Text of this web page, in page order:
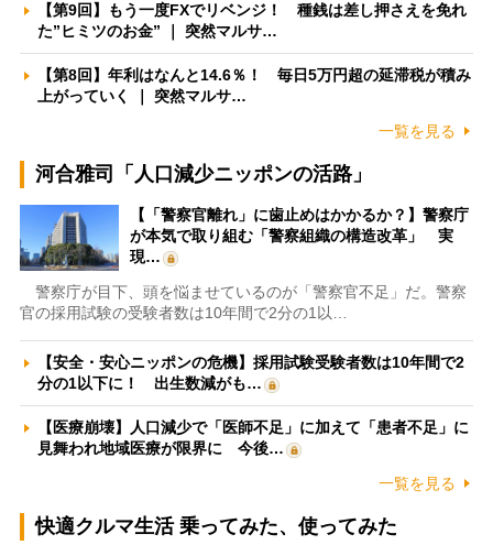
【第9回】もう一度FXでリベンジ！ 種銭は差し押さえを免れ
た”ヒミツのお金” ｜ 突然マルサ…
【第8回】年利はなんと14.6％！ 毎日5万円超の延滞税が積み
上がっていく ｜ 突然マルサ…
一覧を見る
河合雅司「人口減少ニッポンの活路」
【「警察官離れ」に歯止めはかかるか？】警察庁
が本気で取り組む「警察組織の構造改革」 実
現…
警察庁が目下、頭を悩ませているのが「警察官不足」だ。警察
官の採用試験の受験者数は10年間で2分の1以…
【安全・安心ニッポンの危機】採用試験受験者数は10年間で2
分の1以下に！ 出生数減がも…
【医療崩壊】人口減少で「医師不足」に加えて「患者不足」に
見舞われ地域医療が限界に 今後…
一覧を見る
快適クルマ生活 乗ってみた、使ってみた